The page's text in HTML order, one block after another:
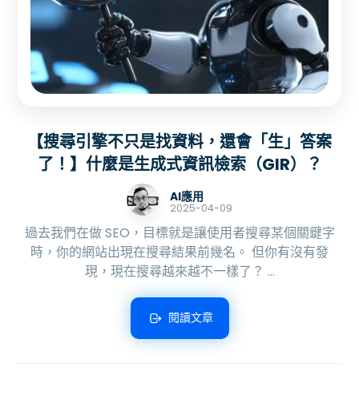
【搜尋引擎不只是找資料，還會「生」答案
了！】什麼是生成式資訊檢索（GIR）？
AI應用
2025-04-09
過去我們在做 SEO，目標就是讓使用者搜尋某個關鍵字
時，你的網站出現在搜尋結果前幾名。 但你有沒有發
現，現在搜尋越來越不一樣了？ ...
閱讀文章